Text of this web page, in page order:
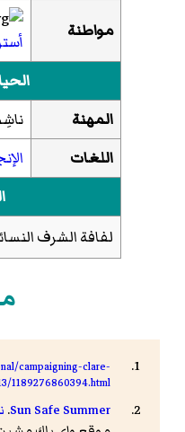
مواطنة
المهنة
اللغات
لفافة الشرف
campaigning-clare-
1189276860394.html
Sun Safe Summer
.